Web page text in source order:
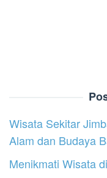
Wisata Sekitar
Alam dan Budaya
Menikmati Wisata